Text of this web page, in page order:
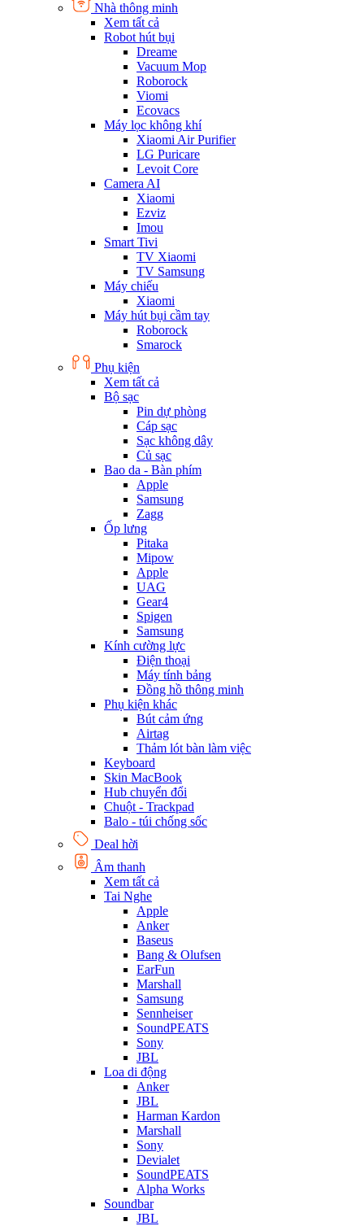
Nhà thông minh
Xem tất cả
Robot hút bụi
Dreame
Vacuum Mop
Roborock
Viomi
Ecovacs
Máy lọc không khí
Xiaomi Air Purifier
LG Puricare
Levoit Core
Camera AI
Xiaomi
Ezviz
Imou
Smart Tivi
TV Xiaomi
TV Samsung
Máy chiếu
Xiaomi
Máy hút bụi cầm tay
Roborock
Smarock
Phụ kiện
Xem tất cả
Bộ sạc
Pin dự phòng
Cáp sạc
Sạc không dây
Củ sạc
Bao da - Bàn phím
Apple
Samsung
Zagg
Ốp lưng
Pitaka
Mipow
Apple
UAG
Gear4
Spigen
Samsung
Kính cường lực
Điện thoại
Máy tính bảng
Đồng hồ thông minh
Phụ kiện khác
Bút cảm ứng
Airtag
Thảm lót bàn làm việc
Keyboard
Skin MacBook
Hub chuyển đổi
Chuột - Trackpad
Balo - túi chống sốc
Deal hời
Âm thanh
Xem tất cả
Tai Nghe
Apple
Anker
Baseus
Bang & Olufsen
EarFun
Marshall
Samsung
Sennheiser
SoundPEATS
Sony
JBL
Loa di động
Anker
JBL
Harman Kardon
Marshall
Sony
Devialet
SoundPEATS
Alpha Works
Soundbar
JBL